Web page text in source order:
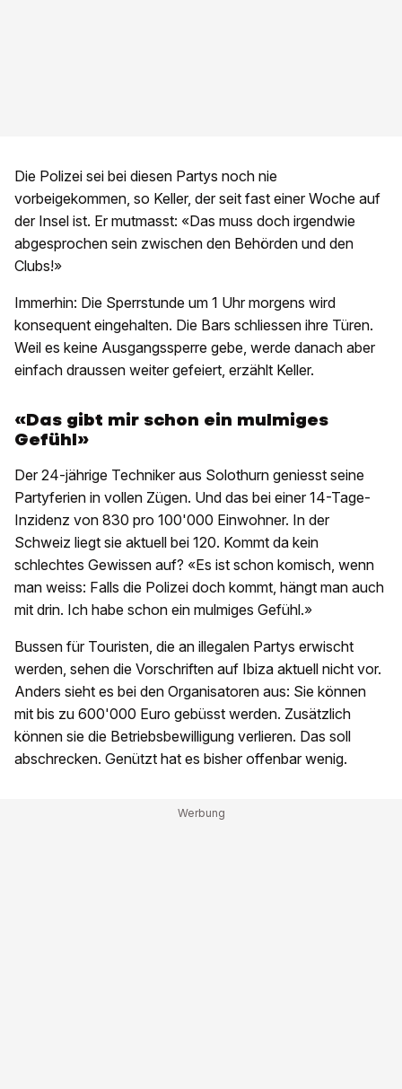
Die Polizei sei bei diesen Partys noch nie
vorbeigekommen, so Keller, der seit fast einer Woche auf
der Insel ist. Er mutmasst: «Das muss doch irgendwie
abgesprochen sein zwischen den Behörden und den
Clubs!»
Immerhin: Die Sperrstunde um 1 Uhr morgens wird
konsequent eingehalten. Die Bars schliessen ihre Türen.
Weil es keine Ausgangssperre gebe, werde danach aber
einfach draussen weiter gefeiert, erzählt Keller.
«Das gibt mir schon ein mulmiges
Gefühl»
Der 24-jährige Techniker aus Solothurn geniesst seine
Partyferien in vollen Zügen. Und das bei einer 14-Tage-
Inzidenz von 830 pro 100'000 Einwohner. In der
Schweiz liegt sie aktuell bei 120. Kommt da kein
schlechtes Gewissen auf? «Es ist schon komisch, wenn
man weiss: Falls die Polizei doch kommt, hängt man auch
mit drin. Ich habe schon ein mulmiges Gefühl.»
Bussen für Touristen, die an illegalen Partys erwischt
werden, sehen die Vorschriften auf Ibiza aktuell nicht vor.
Anders sieht es bei den Organisatoren aus: Sie können
mit bis zu 600'000 Euro gebüsst werden. Zusätzlich
können sie die Betriebsbewilligung verlieren. Das soll
abschrecken. Genützt hat es bisher offenbar wenig.